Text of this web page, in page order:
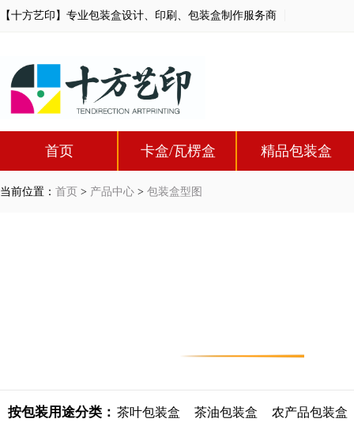
【十方艺印】专业包装盒设计、印刷、包装盒制作服务商
首页 卡盒/瓦楞盒 精品包装盒
当前位置： 首页 > 产品中心 > 包装盒型图
按包装用途分类： 茶叶包装盒 茶油包装盒 农产品包装盒